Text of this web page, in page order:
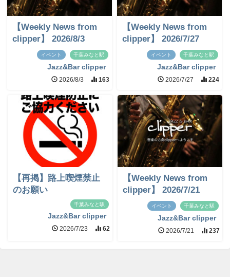
【Weekly News from
clipper】 2026/8/3
イベント 千葉みなと駅
Jazz&Bar clipper
2026/8/3 163
【Weekly News from
clipper】 2026/7/27
イベント 千葉みなと駅
Jazz&Bar clipper
2026/7/27 224
【再掲】路上喫煙禁止
のお願い
千葉みなと駅
Jazz&Bar clipper
2026/7/23 62
【Weekly News from
clipper】 2026/7/21
イベント 千葉みなと駅
Jazz&Bar clipper
2026/7/21 237